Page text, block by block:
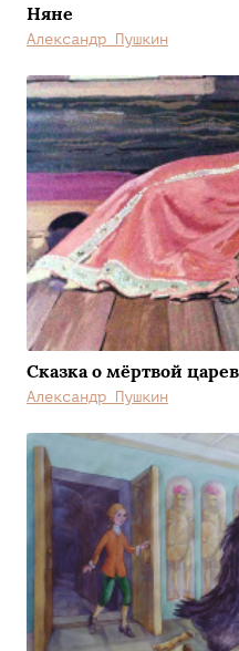
Няне
Александр Пушкин
Сказка о мёртвой
Александр Пушкин